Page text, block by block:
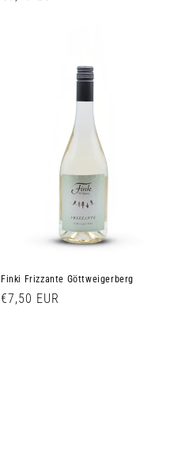
Finki Frizzante Göttweigerberg
Normaler
€7,50 EUR